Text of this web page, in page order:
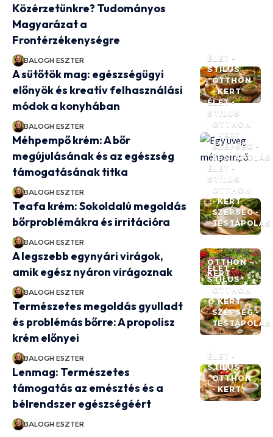
Közérzetünkre? Tudományos
Magyarázat a
Frontérzékenységre
BALOGH ESZTER
ÉLET -
STÍLUS
OTTHON
- KERT
A sütőtök mag: egészségügyi
előnyök és kreatív felhasználási
módok a konyhában
BALOGH ESZTER
ÉLET -
STÍLUS
OTTHON
- KERT
SZÉPSÉG -
TESTÁPOLÁS
Méhpempő krém: A bőr
megújulásának és az egészség
támogatásának titka
BALOGH ESZTER
ÉLET -
STÍLUS
OTTHON
- KERT
SZÉPSÉG -
TESTÁPOLÁS
Teafa krém: Sokoldalú megoldás
bőrproblémákra és irritációra
BALOGH ESZTER
OTTHON -
KERT
A legszebb egynyári virágok,
amik egész nyáron virágoznak
BALOGH ESZTER
ÉLET -
STÍLUS
OTTHON
- KERT
SZÉPSÉG -
TESTÁPOLÁS
Természetes megoldás gyulladt
és problémás bőrre: A propolisz
krém előnyei
BALOGH ESZTER
ÉLET -
STÍLUS
OTTHON
- KERT
Lenmag: Természetes
támogatás az emésztés és a
bélrendszer egészségéért
BALOGH ESZTER